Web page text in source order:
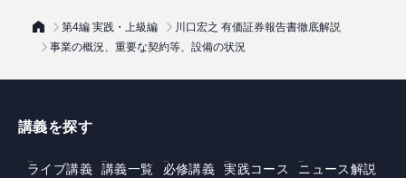
第4編 実践・上級編
川口宏之 有価証券報告書徹底解説
事業の概況、重要な契約等、設備の状況
講義を探す
ライブ講義 講義一覧 必修講義 実践コース
ニュース解説